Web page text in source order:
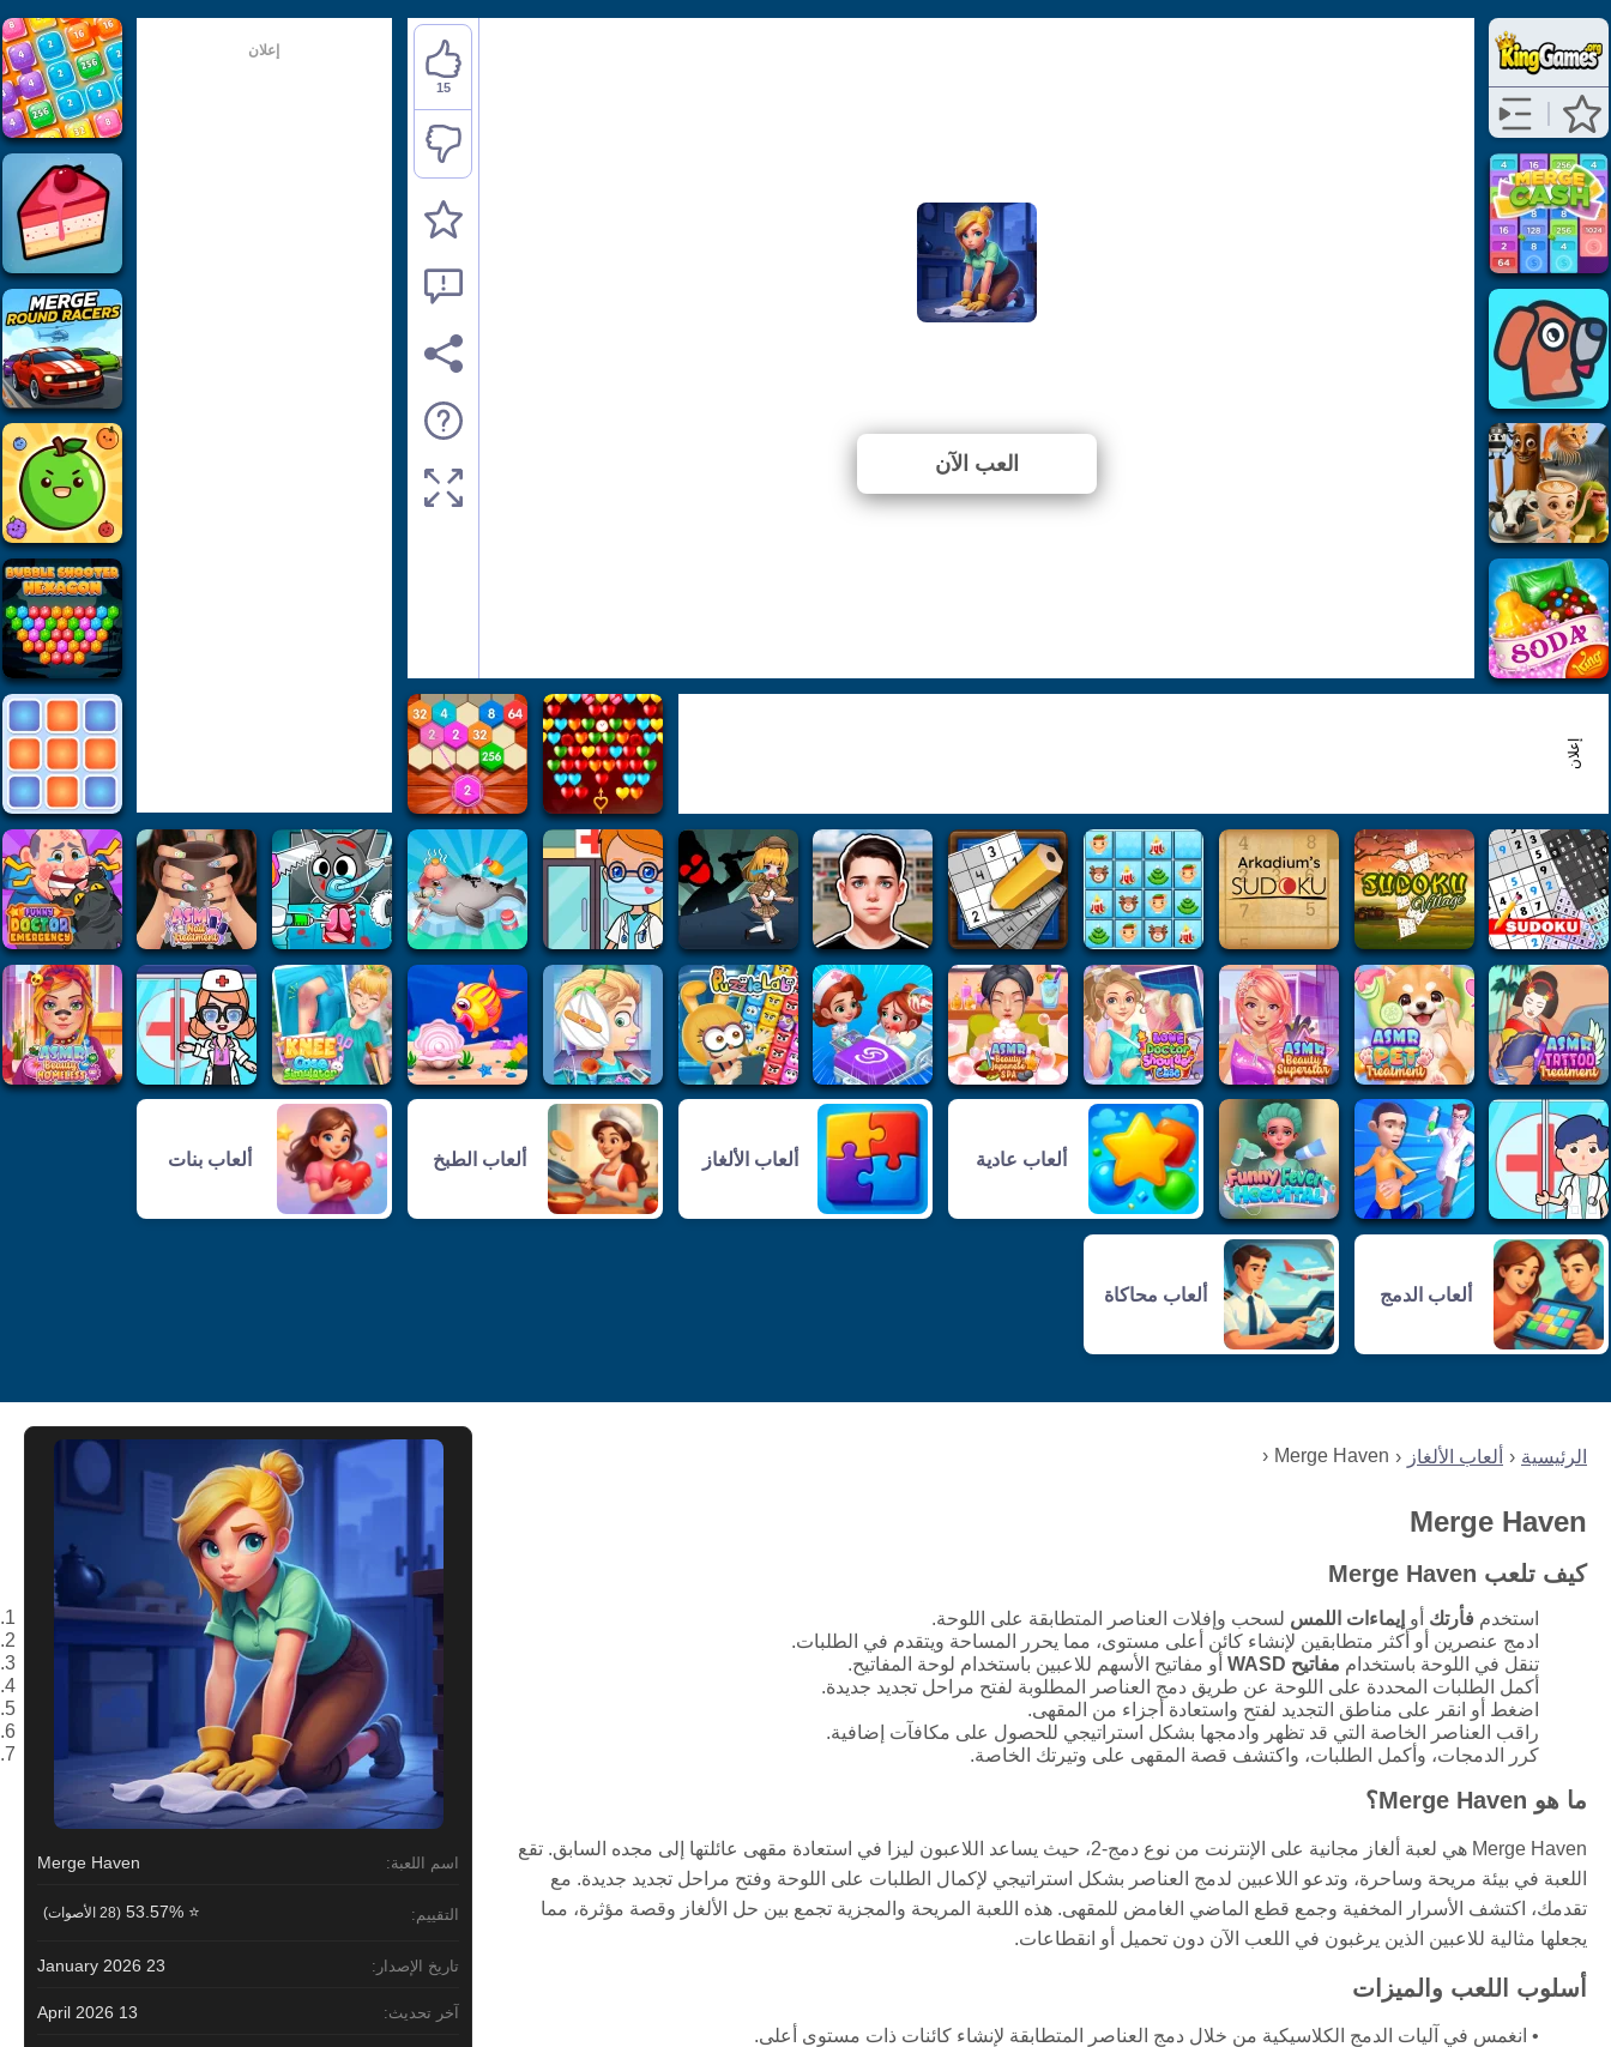
الرئيسية ألعاب الألغاز Merge Haven
Merge Haven
كيف تلعب Merge Haven
استخدم فأرتك أو إيماءات اللمس لسحب وإفلات العناصر المتطابقة على اللوحة.
ادمج عنصرين أو أكثر متطابقين لإنشاء كائن أعلى مستوى، مما يحرر المساحة ويتقدم في الطلبات.
تنقل في اللوحة باستخدام مفاتيح WASD
أو مفاتيح الأسهم للاعبين باستخدام لوحة المفاتيح.
أكمل الطلبات المحددة على اللوحة عن طريق دمج العناصر المطلوبة لفتح مراحل تجديد جديدة.
اضغط أو انقر على مناطق التجديد لفتح واستعادة أجزاء من المقهى.
راقب العناصر الخاصة التي قد تظهر وادمجها بشكل استراتيجي للحصول على مكافآت إضافية.
كرر الدمجات، وأكمل الطلبات، واكتشف قصة المقهى على وتيرتك الخاصة.
ما هو Merge Haven؟
Merge Haven هي لعبة ألغاز مجانية على الإنترنت من نوع دمج-2، حيث يساعد اللاعبون ليزا في استعادة مقهى عائلتها إلى مجده السابق. تقع
اللعبة في بيئة مريحة وساحرة، وتدعو اللاعبين لدمج العناصر بشكل استراتيجي لإكمال الطلبات على اللوحة وفتح مراحل تجديد جديدة. مع
تقدمك، اكتشف الأسرار المخفية وجمع قطع الماضي الغامض للمقهى. هذه اللعبة المريحة والمجزية تجمع بين حل الألغاز وقصة مؤثرة، مما
يجعلها مثالية للاعبين الذين يرغبون في اللعب الآن دون تحميل أو انقطاعات.
أسلوب اللعب والميزات
انغمس في آليات الدمج الكلاسيكية من خلال دمج العناصر المتطابقة لإنشاء كائنات ذات مستوى أعلى.
اسم اللعبة: Merge Haven
التقييم: ⭐ 53.57% (28 الأصوات)
تاريخ الإصدار: 23 January 2026
آخر تحديث: 13 April 2026
العب الآن
15
إعلان
إعلان
ألعاب عادية ألعاب الألغاز ألعاب الطبخ ألعاب بنات
ألعاب الدمج ألعاب محاكاة